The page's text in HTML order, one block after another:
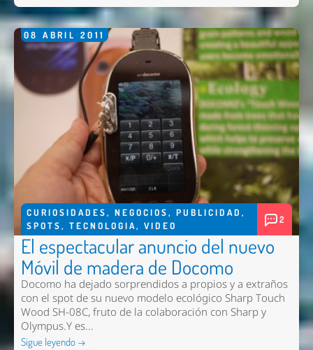
08 ABRIL 2011
CURIOSIDADES, NEGOCIOS, PUBLICIDAD ,
SPOTS, TECNOLOGIA, VIDEO
2
El espectacular anuncio del nuevo
Móvil de madera de Docomo
Docomo ha dejado sorprendidos a propios y a extraños
con el spot de su nuevo modelo ecológico Sharp Touch
Wood SH-08C, fruto de la colaboración con Sharp y
Olympus.Y es...
Sigue leyendo →